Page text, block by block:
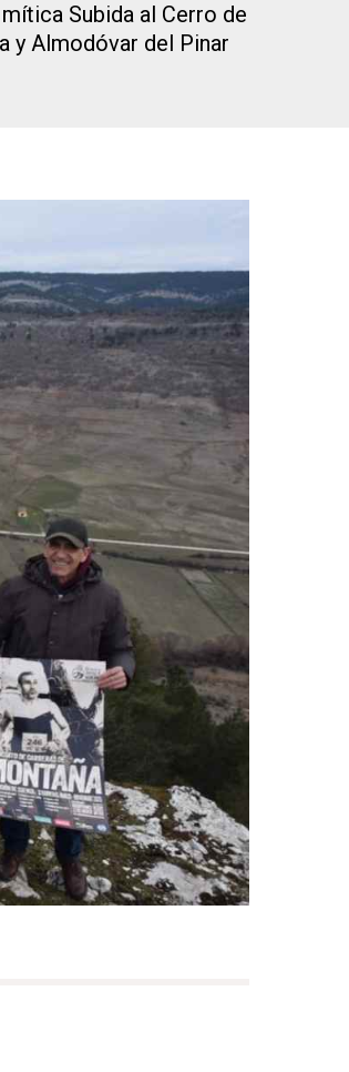
Subida al Cerro de
y Almodóvar del Pinar